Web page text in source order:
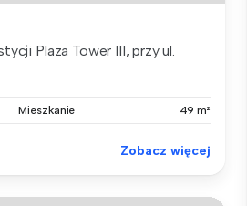
Plaza Tower III, przy ul.
Mieszkanie 49 m²
Zobacz więcej